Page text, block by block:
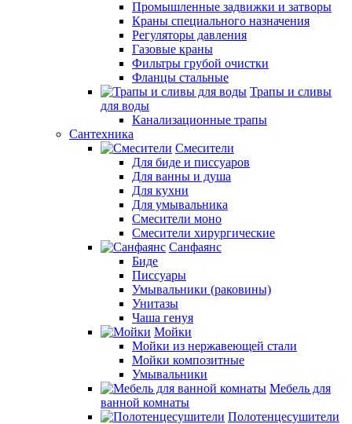
Промышленные задвижки и затворы
Краны специального назначения
Регуляторы давления
Газовые краны
Фильтры грубой очистки
Фланцы стальные
Трапы и сливы
для воды
Канализационные трапы
Сантехника
Смесители
Для биде и писсуаров
Для ванны и душа
Для кухни
Для умывальника
Смесители моно
Смесители хирургические
Санфаянс
Биде
Писсуары
Умывальники (раковины)
Унитазы
Чаша генуя
Мойки
Мойки из нержавеющей стали
Мойки композитные
Умывальники
Мебель для
ванной комнаты
Полотенцесушители